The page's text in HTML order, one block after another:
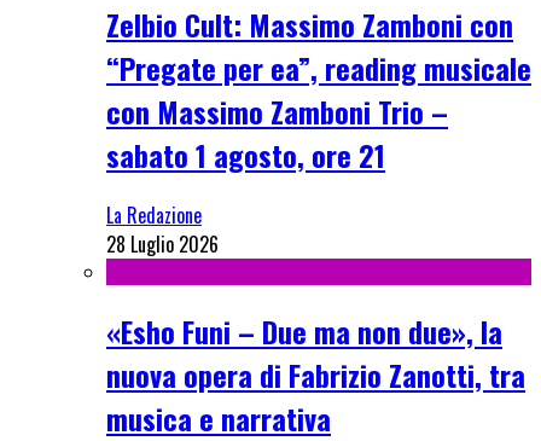
Zelbio Cult: Massimo Zamboni con
“Pregate per ea”, reading musicale
con Massimo Zamboni Trio –
sabato 1 agosto, ore 21
La Redazione
28 Luglio 2026
«Esho Funi – Due ma non due», la
nuova opera di Fabrizio Zanotti, tra
musica e narrativa